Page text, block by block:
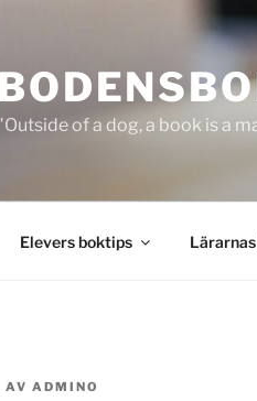
of a dog, a book is a
Elevers boktips
AV ADMINO